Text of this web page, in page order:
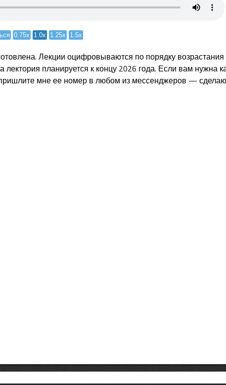
0.75x 1.0x 1.25x 1.5x
Лекции оцифровываются по порядку
лектория планируется к концу 2026 года. Если вам нужна
мне ее номер в любом из мессенджеров —